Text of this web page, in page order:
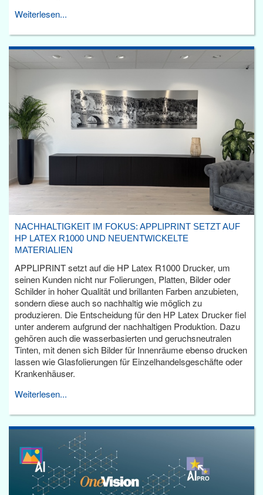
Weiterlesen...
NACHHALTIGKEIT IM FOKUS: APPLIPRINT SETZT AUF
HP LATEX R1000 UND NEUENTWICKELTE
MATERIALIEN
APPLIPRINT setzt auf die HP Latex R1000 Drucker, um
seinen Kunden nicht nur Folierungen, Platten, Bilder oder
Schilder in hoher Qualität und brillanten Farben anzubieten,
sondern diese auch so nachhaltig wie möglich zu
produzieren. Die Entscheidung für den HP Latex Drucker fiel
unter anderem aufgrund der nachhaltigen Produktion. Dazu
gehören auch die wasserbasierten und geruchsneutralen
Tinten, mit denen sich Bilder für Innenräume ebenso drucken
lassen wie Glasfolierungen für Einzelhandelsgeschäfte oder
Krankenhäuser.
Weiterlesen...